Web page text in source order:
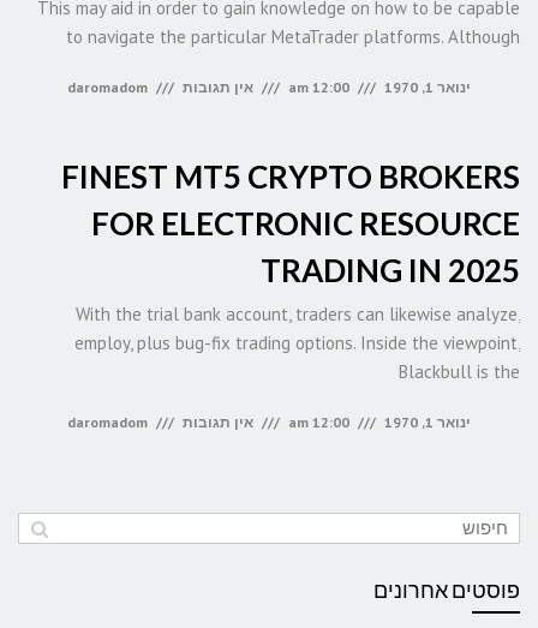
This may aid in order to gain knowledge on how to be capable
to navigate the particular MetaTrader platforms. Although
ינואר 1, 1970 12:00 am אין תגובות daromadom
FINEST MT5 CRYPTO BROKERS
FOR ELECTRONIC RESOURCE
TRADING IN 2025
With the trial bank account, traders can likewise analyze,
employ, plus bug-fix trading options. Inside the viewpoint,
Blackbull is the
ינואר 1, 1970 12:00 am אין תגובות daromadom
פוסטים אחרונים